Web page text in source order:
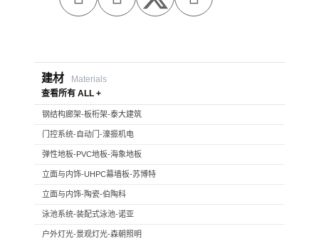
建材
Materials
查看所有 ALL +
钢结构廊架-板桁架-泰大建筑
门控系统-自动门-濠振机电
弹性地板-PVC地板-海象地板
立面与内饰-UHPC幕墙板-苏博特
立面与内饰-陶瓷-伯陶科
泳池系统-装配式泳池-诺亚
户外灯光-景观灯光-森朝照明